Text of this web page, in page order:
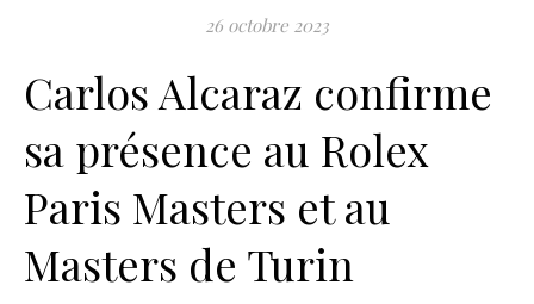
26 octobre 2023
Carlos Alcaraz confirme
sa présence au Rolex
Paris Masters et au
Masters de Turin